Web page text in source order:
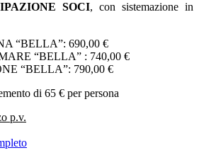
SOCI, con sistemazione in
“BELLA”: 690,00 €
“BELLA” : 740,00 €
“BELLA”: 790,00 €
di 65 € per persona
p.v.